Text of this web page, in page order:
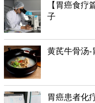
【胃癌食
子
黄芪牛骨汤-
胃癌患者化